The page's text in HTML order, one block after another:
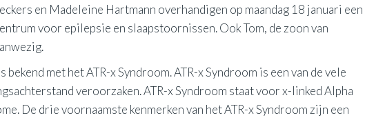
en Madeleine Hartmann overhandigen op maandag 18 januari een
voor epilepsie en slaapstoornissen. Ook Tom, de zoon van
met het ATR-x Syndroom. ATR-x Syndroom is een van de vele
veroorzaken. ATR-x Syndroom staat voor x-linked Alpha
De drie voornaamste kenmerken van het ATR-x Syndroom zijn een